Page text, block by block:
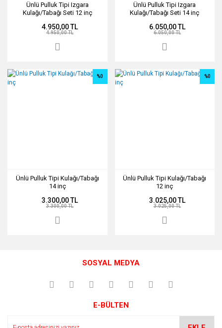
Ünlü Pulluk Tipi Izgara
Kulağı/Tabağı Seti 12 inç
4.950,00 TL
4.950,00 TL
Ünlü Pulluk Tipi Izgara
Kulağı/Tabağı Seti 14 inç
6.050,00 TL
6.050,00 TL
Ünlü Pulluk Tipi Kulağı/Tabağı
14 inç
%0
3.300,00 TL
3.300,00 TL
Ünlü Pulluk Tipi Kulağı/Tabağı
12 inç
%0
3.025,00 TL
3.025,00 TL
SOSYAL MEDYA
E-BÜLTEN